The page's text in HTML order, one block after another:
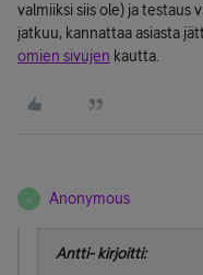
valmiiksi siis ole) ja testaus
jatkuu, kannattaa asiasta
omien sivujen kautta.
A Anonymous
Antti- kirjoitti: